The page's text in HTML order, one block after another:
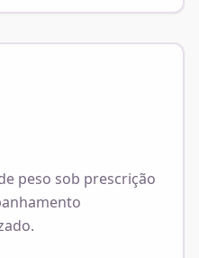
peso sob prescrição